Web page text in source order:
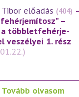
Tibor előadás (404)
fehérjemítosz” –
a többletfehérje-
veszélyei 1. rész
Tovább olvasom